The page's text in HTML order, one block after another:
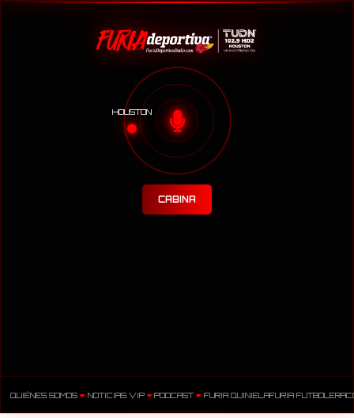
HOUSTON
CABINA
QUIÉNES SOMOS NOTICIAS VIP PODCAST FURIA QUINIELAFURIA FUTBOLERA